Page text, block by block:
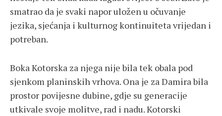
smatrao da je svaki napor uložen u očuvanje
jezika, sjećanja i kulturnog kontinuiteta vrijedan i
potreban.
Boka Kotorska za njega nije bila tek obala pod
sjenkom planinskih vrhova. Ona je za Damira bila
prostor povijesne dubine, gdje su generacije
utkivale svoje molitve, rad i nadu. Kotorski